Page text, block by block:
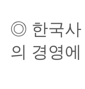
◎ 한국사
의 경영